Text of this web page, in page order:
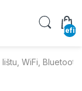
lištu, WiFi,